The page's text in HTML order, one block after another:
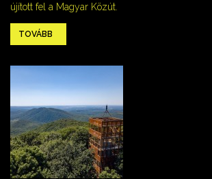
újított fel a Magyar Közút.
TOVÁBB